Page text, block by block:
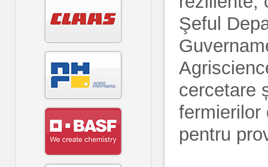
Şeful
cercetare
fermierilor
pentru